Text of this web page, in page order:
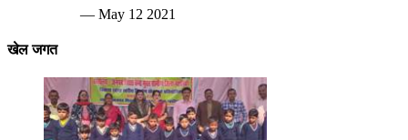
— May 12 2021
खेल जगत